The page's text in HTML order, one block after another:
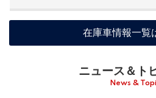
在庫車情報一覧
ニュース＆ト
News &